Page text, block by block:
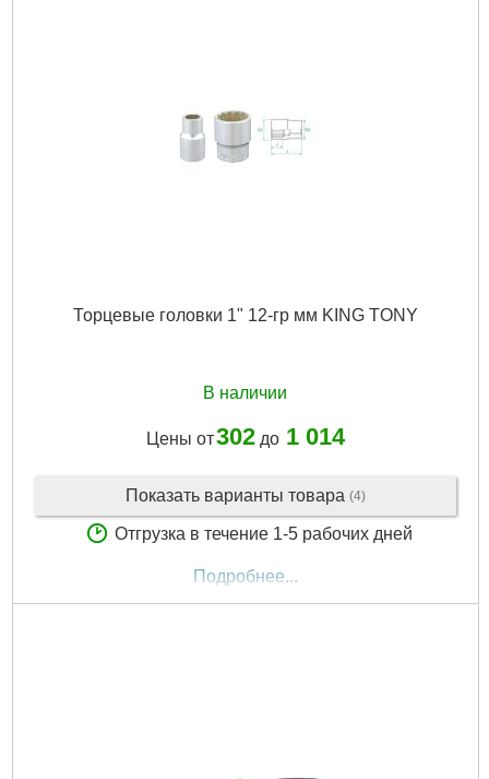
Торцевые головки 1" 12-гр мм KING TONY
В наличии
Цены от302до 1 014
Показать варианты товара (4)
Отгрузка в течение 1-5 рабочих дней
Подробнее...